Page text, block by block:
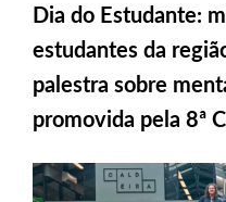
Dia do Estudante:
estudantes da
palestra sobre
promovida pela 8ª